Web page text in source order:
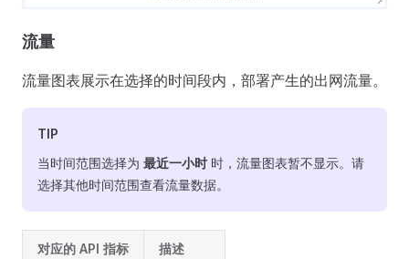
流量
流量图表展示在选择的时间段内，部署产生的出网流量。
TIP
当时间范围选择为 最近一小时 时，流量图表暂不显示。请
选择其他时间范围查看流量数据。
对应的 API 指标 描述